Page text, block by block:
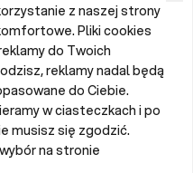
z naszej strony
Pliki cookies
do Twoich
reklamy nadal będą
do Ciebie.
w ciasteczkach i po
musisz się zgodzić.
na stronie